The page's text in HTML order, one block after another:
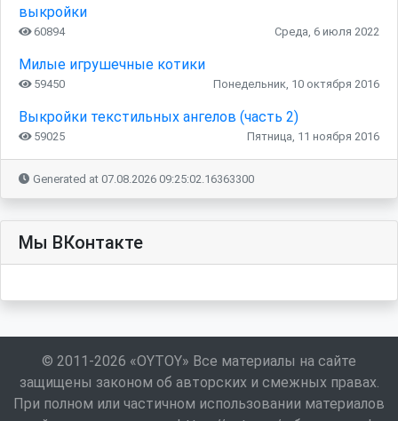
выкройки
60894 Среда, 6 июля 2022
Милые игрушечные котики
59450 Понедельник, 10 октября 2016
Выкройки текстильных ангелов (часть 2)
59025 Пятница, 11 ноября 2016
Generated at 07.08.2026 09:25:02.16363300
Мы ВКонтакте
© 2011-2026 «OYTOY» Все материалы на сайте
защищены законом об авторских и смежных правах.
При полном или частичном использовании материалов